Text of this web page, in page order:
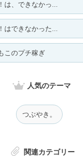
は、できなかっ...
はできなかった...
このプチ稼ぎ
人気のテーマ
つぶやき。
関連カテゴリー